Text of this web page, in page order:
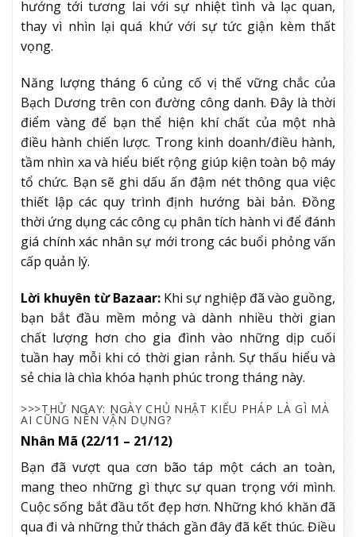
hướng tới tương lai với sự nhiệt tình và lạc quan,
thay vì nhìn lại quá khứ với sự tức giận kèm thất
vọng.
Năng lượng tháng 6 củng cố vị thế vững chắc của
Bạch Dương trên con đường công danh. Đây là thời
điểm vàng để bạn thể hiện khí chất của một nhà
điều hành chiến lược. Trong kinh doanh/điều hành,
tầm nhìn xa và hiểu biết rộng giúp kiện toàn bộ máy
tổ chức. Bạn sẽ ghi dấu ấn đậm nét thông qua việc
thiết lập các quy trình định hướng bài bản. Đồng
thời ứng dụng các công cụ phân tích hành vi để đánh
giá chính xác nhân sự mới trong các buổi phỏng vấn
cấp quản lý.
Lời khuyên từ Bazaar: Khi sự nghiệp đã vào guồng,
bạn bắt đầu mềm mỏng và dành nhiều thời gian
chất lượng hơn cho gia đình vào những dịp cuối
tuần hay mỗi khi có thời gian rảnh. Sự thấu hiểu và
sẻ chia là chìa khóa hạnh phúc trong tháng này.
>>>THỬ NGAY: NGÀY CHỦ NHẬT KIỂU PHÁP LÀ GÌ MÀ
AI CŨNG NÊN VẬN DỤNG?
Nhân Mã (22/11 – 21/12)
Bạn đã vượt qua cơn bão táp một cách an toàn,
mang theo những gì thực sự quan trọng với mình.
Cuộc sống bắt đầu tốt đẹp hơn. Những khó khăn đã
qua đi và những thử thách gần đây đã kết thúc. Điều